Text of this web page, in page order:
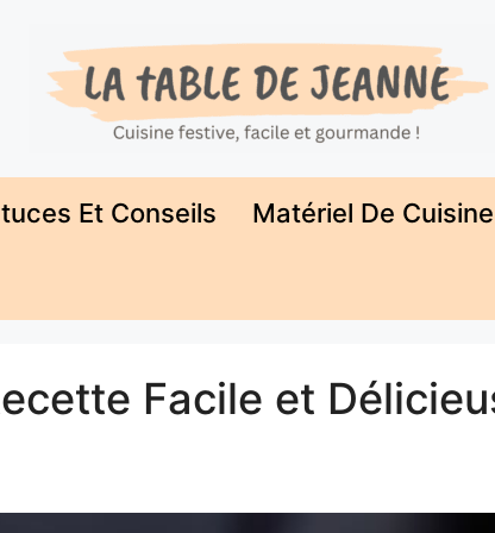
Et Conseils Matériel De Cuisine
Facile et